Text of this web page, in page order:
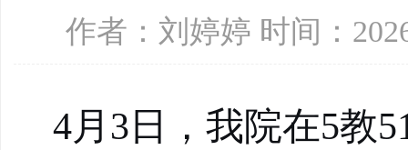
作者：刘婷婷 时间：
4月3日，我院在5教